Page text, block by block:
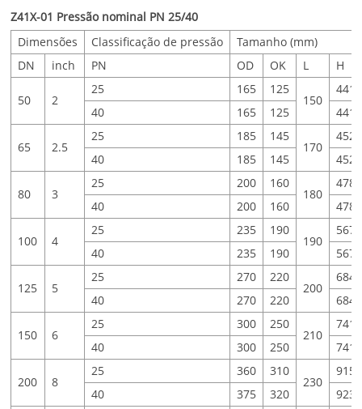
Z41X-01 Pressão nominal PN 25/40
Dimensões
Classificação de pressão
Tamanho (mm)
OD
OK L H
DN inch PN
50 2
25 165 125
150
441
40
165 125 441
65 2.5
25 185 145
170
452
40
185 145 452
80 3
25 200 160
180
478
40
200 160 478
100 4
25 235 190
190
567
40
235 190 567
125 5
25 270 220
200
40
270 220
150 6
25 300 250
210
40
300 250
200 8
25 360 310
230
40
375 320 923